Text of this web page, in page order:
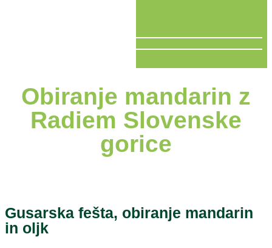
Obiranje mandarin z
Radiem Slovenske
gorice
Gusarska fešta, obiranje mandarin
in oljk